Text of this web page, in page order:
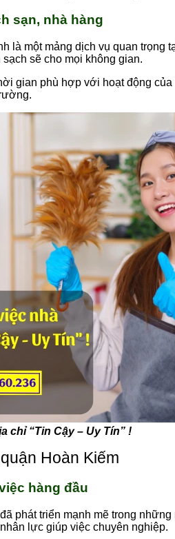
sạn, nhà hàng
là một mảng dịch vụ quan trọng
sẽ cho mọi không gian.
gian phù hợp với hoạt động
chỉ “Tin Cậy – Uy Tín” !
Hoàn Kiếm
hàng đầu
phát triển mạnh mẽ trong những
lực giúp việc chuyên nghiệp.